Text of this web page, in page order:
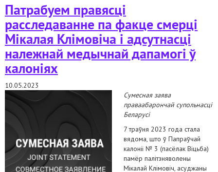
Патрабуем правясці
расследаванне па факце смерці
Мікалая Клімовіча і адсутнасці
належнай медычнай дапамогі ў
калоніях
10.05.2023
Сумесная заява
праваабарончай супольнасці
Беларусі
7 траўня 2023 года стала
вядома, што ў Папраўчай
калоніі № 3 (пасёлак Віцьба)
памёр палітзняволены
Мікалай Клімовіч, асуджаны